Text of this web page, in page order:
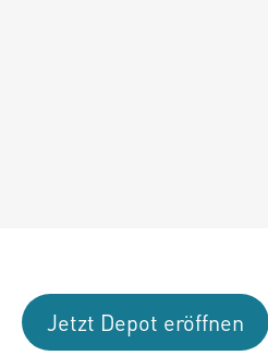
Jetzt Depot eröffnen